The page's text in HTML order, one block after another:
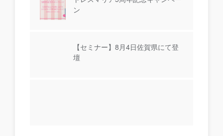
ン
【セミナー】8月4日佐賀県にて登
壇